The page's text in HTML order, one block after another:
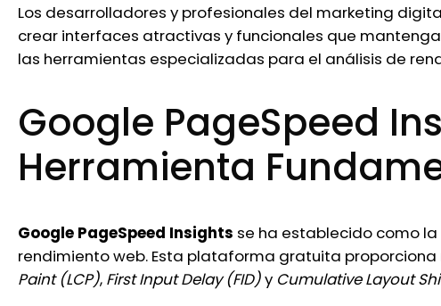
Los desarrolladores y profesionales del marketing
crear interfaces atractivas y funcionales que
las herramientas especializadas para el análisis de
Google PageSpeed
Herramienta
Google PageSpeed Insights se ha establecido como
rendimiento web. Esta plataforma gratuita
Paint (LCP), First Input Delay (FID)y Cumulative Layout